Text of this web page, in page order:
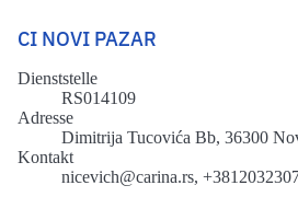
CI NOVI PAZAR
Dienststelle
RS014109
Adresse
Dimitrija Tucovića Bb, 36300
Kontakt
nicevich@carina.rs,